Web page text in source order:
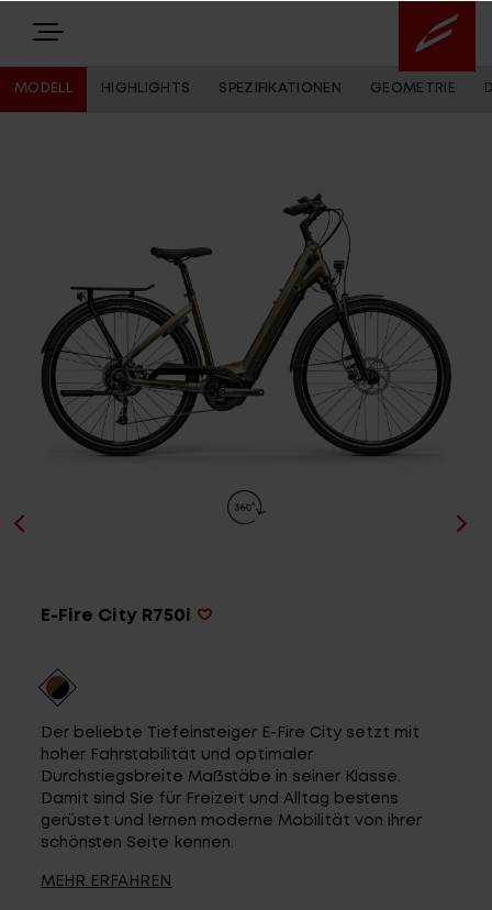
EQUIPMENT
Highlights
Über uns
Service
Stories
Partner
Top-Links
Finde dein Bike
MODELL HIGHLIGHTS SPEZIFIKATIONEN GEOMETRIE
E-Fire City R750i
Der beliebte Tiefeinsteiger E-Fire City setzt mit
hoher Fahrstabilität und optimaler
Durchstiegsbreite Maßstäbe in seiner Klasse.
Damit sind Sie für Freizeit und Alltag bestens
gerüstet und lernen moderne Mobilität von ihrer
schönsten Seite kennen.
MEHR ERFAHREN